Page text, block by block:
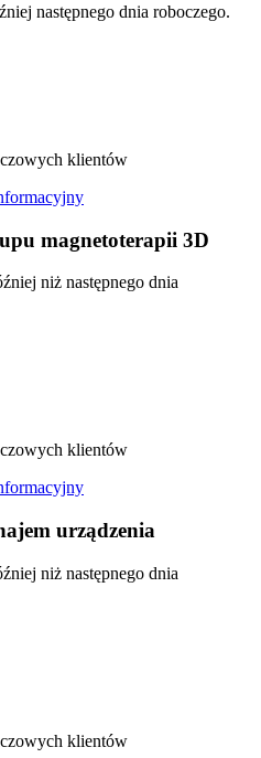
następnego dnia roboczego.
klientów
magnetoterapii 3D
niż następnego dnia
klientów
urządzenia
niż następnego dnia
klientów